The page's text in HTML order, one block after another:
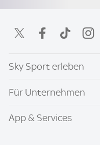
Sky Sport erleben
Für Unternehmen
App & Services